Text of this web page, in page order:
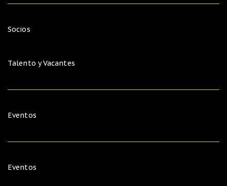
Socios
Talento y Vacantes
Eventos
Eventos